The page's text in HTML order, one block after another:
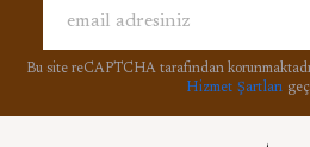
Bu site reCAPTCHA tarafından
Hizmet Şartları